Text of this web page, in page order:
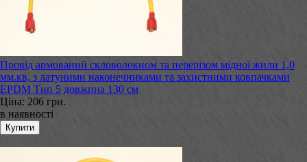
Провід армований скловолокном та перерізом мідної жили 1,0
мм.кв, з латуними наконечниками та захистними ковпачками
EPDM Тип 5 довжина 130 см
Ціна: 206 грн.
в наявності